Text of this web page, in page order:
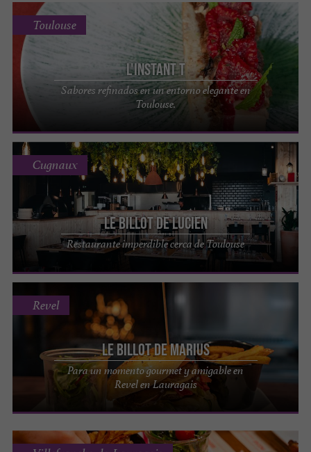
L'Instant T
Sabores refinados en un entorno elegante en
Toulouse.
Toulouse
Le Billot de Lucien
Restaurante imperdible cerca de Toulouse
Cugnaux
Le Billot de Marius
Para un momento gourmet y amigable en
Revel en Lauragais
Revel